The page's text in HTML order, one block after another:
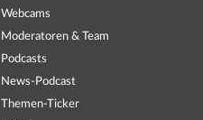
Webcams
Moderatoren & Team
Podcasts
News-Podcast
Themen-Ticker